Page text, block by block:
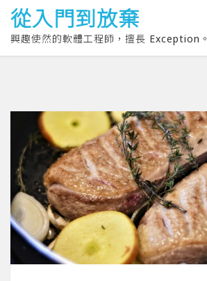
從入門到放棄
興趣使然的軟體工程師，擅長 Exception。